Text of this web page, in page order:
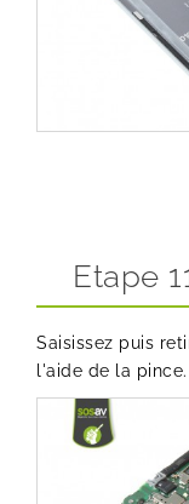
Etape
Saisissez puis
l'aide de la pince.